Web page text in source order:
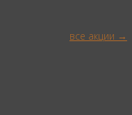
все акции